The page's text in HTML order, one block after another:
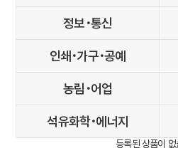
정보･통신
인쇄･가구･공예
농림･어업
석유화학･에너지
등록된 상품이